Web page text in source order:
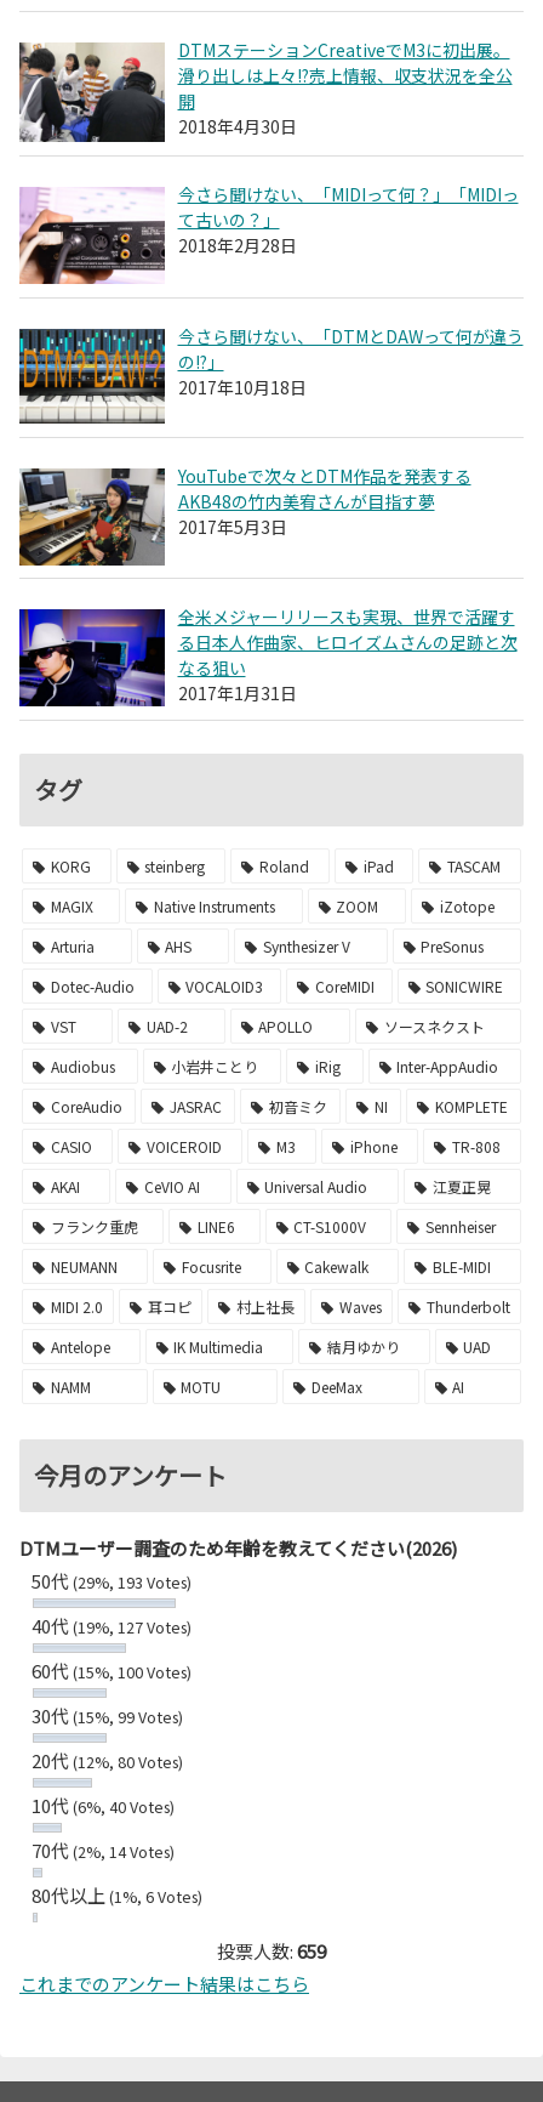
DTMステーションCreativeでM3に初出展。
滑り出しは上々!?売上情報、収支状況を全公
開
2018年4月30日
今さら聞けない、「MIDIって何？」「MIDIっ
て古いの？」
2018年2月28日
今さら聞けない、「DTMとDAWって何が違う
の!?」
2017年10月18日
YouTubeで次々とDTM作品を発表する
AKB48の竹内美宥さんが目指す夢
2017年5月3日
全米メジャーリリースも実現、世界で活躍す
る日本人作曲家、ヒロイズムさんの足跡と次
なる狙い
2017年1月31日
タグ
KORG steinberg Roland iPad
TASCAM
MAGIX
Native Instruments ZOOM
iZotope
Arturia
AHS Synthesizer V
PreSonus
Dotec-Audio
VOCALOID3 CoreMIDI
SONICWIRE
VST
UAD-2 APOLLO
ソースネクスト
Audiobus
小岩井ことり iRig
Inter-AppAudio
CoreAudio
JASRAC 初音ミク NI
KOMPLETE
CASIO
VOICEROID M3 iPhone
TR-808
AKAI
CeVIO AI Universal Audio
江夏正晃
フランク重虎
LINE6 CT-S1000V
Sennheiser
NEUMANN
Focusrite Cakewalk
BLE-MIDI
MIDI 2.0
耳コピ 村上社長 Waves
Thunderbolt
Antelope
IK Multimedia 結月ゆかり
UAD
NAMM
MOTU DeeMax AI
今月のアンケート
DTMユーザー調査のため年齢を教えてください(2026)
50代(29%, 193 Votes)
40代(19%, 127 Votes)
60代(15%, 100 Votes)
30代(15%, 99 Votes)
20代(12%, 80 Votes)
10代(6%, 40 Votes)
70代(2%, 14 Votes)
80代以上 (1%, 6 Votes)
投票人数:659
これまでのアンケート結果はこちら